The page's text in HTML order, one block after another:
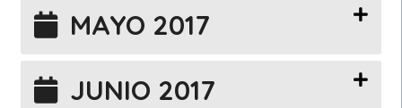
MAYO 2017
JUNIO 2017